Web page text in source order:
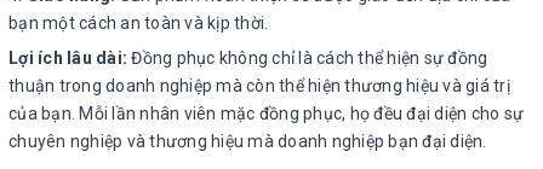
bạn một cách an toàn và kịp thời.
Lợi ích lâu dài: Đồng phục không chỉ là cách thể hiện sự đồng
thuận trong doanh nghiệp mà còn thể hiện thương hiệu và giá trị
của bạn. Mỗi lần nhân viên mặc đồng phục, họ đều đại diện cho sự
chuyên nghiệp và thương hiệu mà doanh nghiệp bạn đại diện.